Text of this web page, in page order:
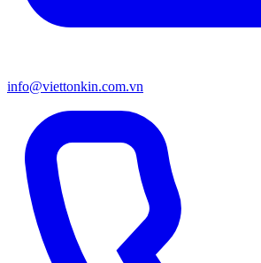
info@viettonkin.com.vn